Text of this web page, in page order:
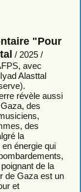
"Pour
/ 2025 /
avec
Alasttal
révèle aussi
des
des
la
énergie qui
de la
de Gaza est un
et